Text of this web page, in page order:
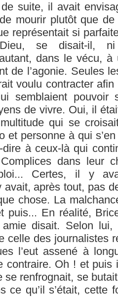
suite, il avait
mourir plutôt que
représentait si
se disait-il,
dans le vécu,
de l’agonie. Seules
voulu contracter
semblaient pouvoir
de vivre. Oui, il
qui se
et personne à qui
dire à ceux-là qui
dans leur
Certes, il y
avait, après tout, pas
chose. La
puis... En réalité,
disait. Selon
celle des journalistes
l’eut assené à
contraire. Oh ! et puis
se renfrognait, se
ce qu’il s’était, cette